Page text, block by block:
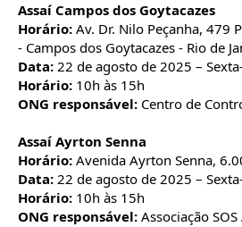
Assaí Campos dos Goytacazes
Horário: Av. Dr. Nilo Peçanha, 479
- Campos dos Goytacazes - Rio de
Data: 22 de agosto de 2025 –
Horário: 10h às 15h
ONG responsável: Centro de
Assaí Ayrton Senna
Horário: Avenida Ayrton Senna,
Data: 22 de agosto de 2025 –
Horário: 10h às 15h
ONG responsável: Associação